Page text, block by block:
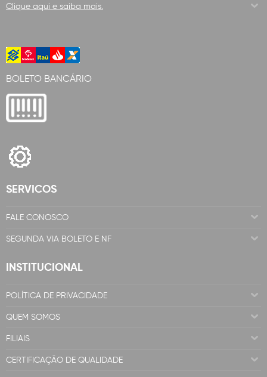
Clique aqui e saiba mais.
BOLETO BANCÁRIO
SERVICOS
FALE CONOSCO
SEGUNDA VIA BOLETO E NF
INSTITUCIONAL
POLÍTICA DE PRIVACIDADE
QUEM SOMOS
FILIAIS
CERTIFICAÇÃO DE QUALIDADE